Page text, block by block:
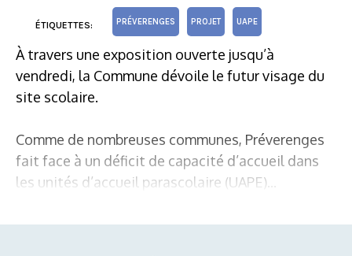
ÉTIQUETTES: PRÉVERENGES PROJET UAPE
À travers une exposition ouverte jusqu’à
vendredi, la Commune dévoile le futur visage du
site scolaire.
Comme de nombreuses communes, Préverenges
fait face à un déficit de capacité d’accueil dans
les unités d’accueil parascolaire (UAPE)...